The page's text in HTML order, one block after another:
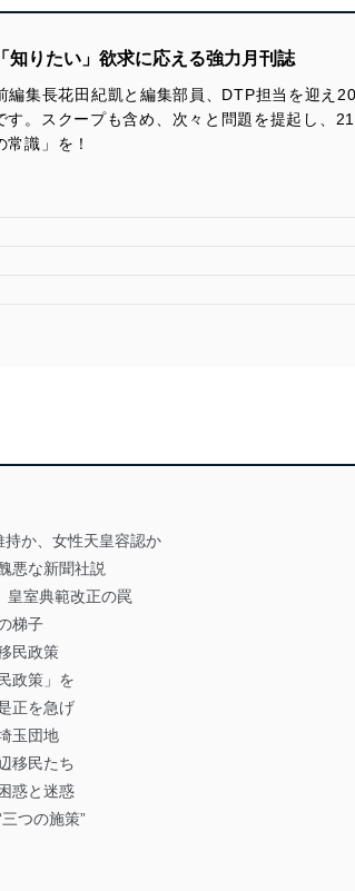
知りたい」欲求に応える強力月刊誌
集長花田紀凱と編集部員、DTP担当を迎え
。スクープも含め、次々と問題を提起し、
識」を！
か、女性天皇容認か
悪な新聞社説
室典範改正の罠
梯子
民政策
政策」を
正を急げ
玉団地
移民たち
惑と迷惑
つの施策”